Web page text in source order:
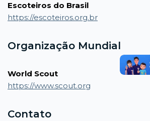
Escoteiros do Brasil
https://escoteiros.org.br
Organização Mundial
World Scout
https://www.scout.org
Contato